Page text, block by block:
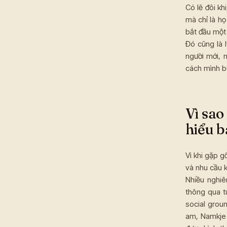
Có lẽ đôi
mà chỉ là
bắt đầu
Đó cũng là
người mới,
cách mình
Vì
hiểu
Vì khi gặp
và nhu cầu
Nhiều
thông qua
social
am,